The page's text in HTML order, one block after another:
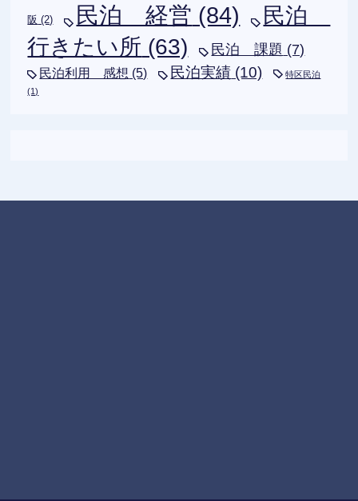
阪 (2) 民泊 経営 (84)
民泊
行きたい所 (63) 民泊 課題 (7)
民泊利用 感想 (5) 民泊実績 (10)
特区民泊
(1)